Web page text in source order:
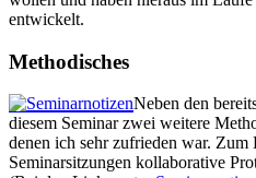
entwickelt.
Methodisches
Neben den
diesem Seminar zwei weitere
denen ich sehr zufrieden war.
Seminarsitzungen kollaborative